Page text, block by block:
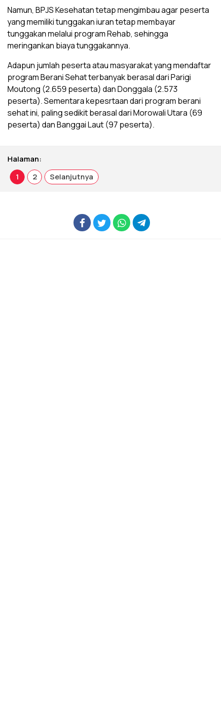
Namun, BPJS Kesehatan tetap mengimbau agar peserta
yang memiliki tunggakan iuran tetap membayar
tunggakan melalui program Rehab, sehingga
meringankan biaya tunggakannya.
Adapun jumlah peserta atau masyarakat yang mendaftar
program Berani Sehat terbanyak berasal dari Parigi
Moutong (2.659 peserta) dan Donggala (2.573
peserta). Sementara kepesrtaan dari program berani
sehat ini, paling sedikit berasal dari Morowali Utara (69
peserta) dan Banggai Laut (97 peserta).
Halaman:
1
2 Selanjutnya